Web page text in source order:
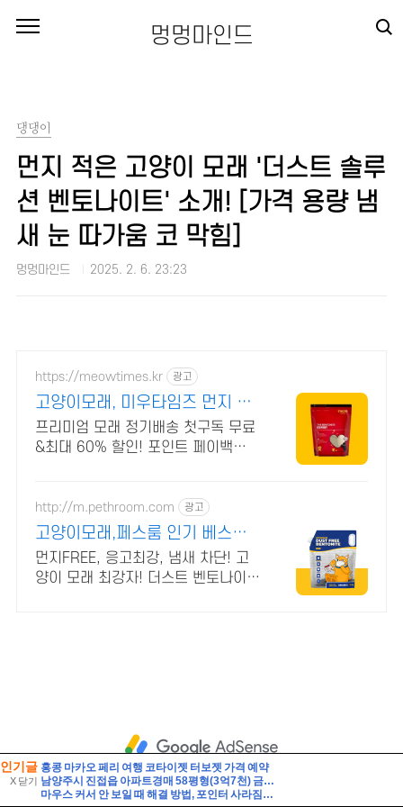
인기글
X 닫기
홍콩 마카오 페리 여행 코타이젯 터보젯 가격 예약
남양주시 진접읍 아파트경매 58평형(3억7천) 금곡리 해밀초등학교인근 신영지웰 10층 유찰2회 급매시세 남양주진접신영지웰아파트 부동산경매 매매
마우스 커서 안 보일 때 해결 방법, 포인터 사라짐 빠르게 복구하기!